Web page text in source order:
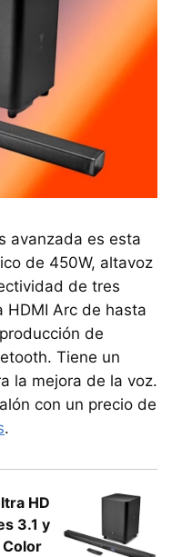
avanzada es esta
de 450W, altavoz
de tres
HDMI Arc de hasta
de
Tiene un
la mejora de la voz.
con un precio de
.
HD
3.1 y
Color